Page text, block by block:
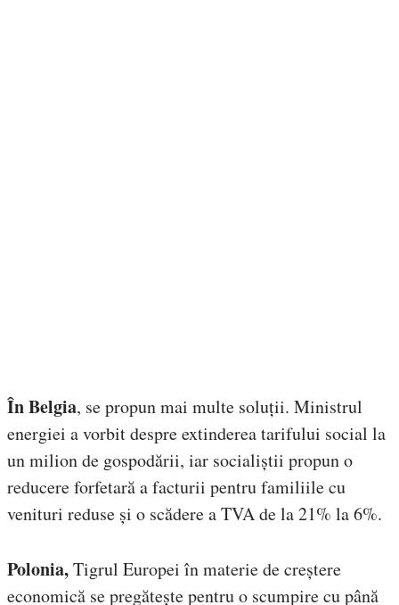
În Belgia, se propun mai multe soluții. Ministrul
energiei a vorbit despre extinderea tarifului social la
un milion de gospodării, iar socialiștii propun o
reducere forfetară a facturii pentru familiile cu
venituri reduse și o scădere a TVA de la 21% la 6%.
Polonia,Tigrul Europei în materie de creștere
economică se pregătește pentru o scumpire cu până